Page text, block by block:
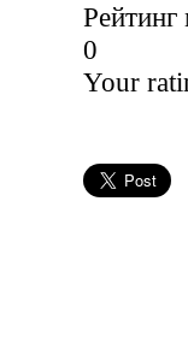
Рейтинг
0
Your